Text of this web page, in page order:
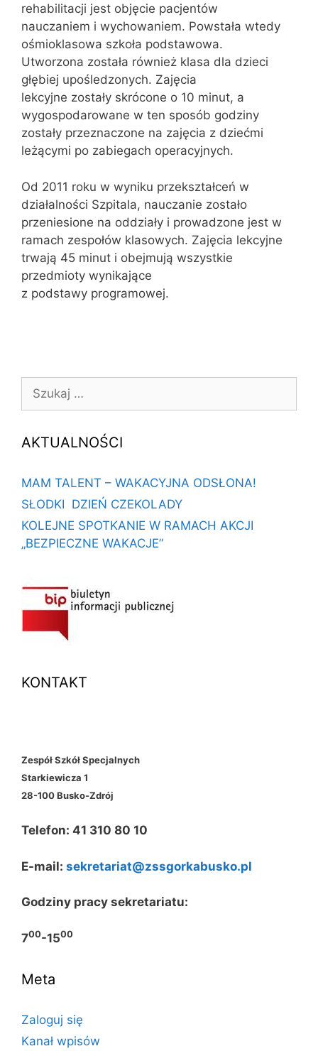
rehabilitacji jest objęcie pacjentów
nauczaniem i wychowaniem. Powstała wtedy
ośmioklasowa szkoła podstawowa.
Utworzona została również klasa dla dzieci
głębiej upośledzonych. Zajęcia
lekcyjne zostały skrócone o 10 minut, a
wygospodarowane w ten sposób godziny
zostały przeznaczone na zajęcia z dziećmi
leżącymi po zabiegach operacyjnych.
Od 2011 roku w wyniku przekształceń w
działalności Szpitala, nauczanie zostało
przeniesione na oddziały i prowadzone jest w
ramach zespołów klasowych. Zajęcia lekcyjne
trwają 45 minut i obejmują wszystkie
przedmioty wynikające
z podstawy programowej.
Szukaj:
AKTUALNOŚCI
MAM TALENT – WAKACYJNA ODSŁONA!
SŁODKI DZIEŃ CZEKOLADY
KOLEJNE SPOTKANIE W RAMACH AKCJI
„BEZPIECZNE WAKACJE”
KONTAKT
Zespół Szkół Specjalnych
Starkiewicza 1
28-100 Busko-Zdrój
Telefon: 41 310 80 10
E-mail: sekretariat@zssgorkabusko.pl
Godziny pracy sekretariatu:
700-1500
Meta
Zaloguj się
Kanał wpisów